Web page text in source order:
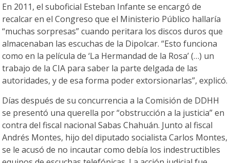
En 2011, el suboficial Esteban Infante se encargó de
recalcar en el Congreso que el Ministerio Público hallaría
“muchas sorpresas” cuando peritara los discos duros que
almacenaban las escuchas de la Dipolcar. “Esto funciona
como en la película de ‘La Hermandad de la Rosa’ (…) un
trabajo de la CIA para saber la parte delgada de las
autoridades, y de esa forma poder extorsionarlas”, explicó.
Días después de su concurrencia a la Comisión de DDHH
se presentó una querella por “obstrucción a la justicia” en
contra del fiscal nacional Sabas Chahuán. Junto al fiscal
Andrés Montes, hijo del diputado socialista Carlos Montes,
se le acusó de no incautar como debía los indestructibles